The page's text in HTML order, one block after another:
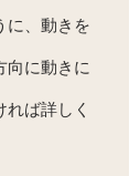
に、動きを
向に動きに
れば詳しく